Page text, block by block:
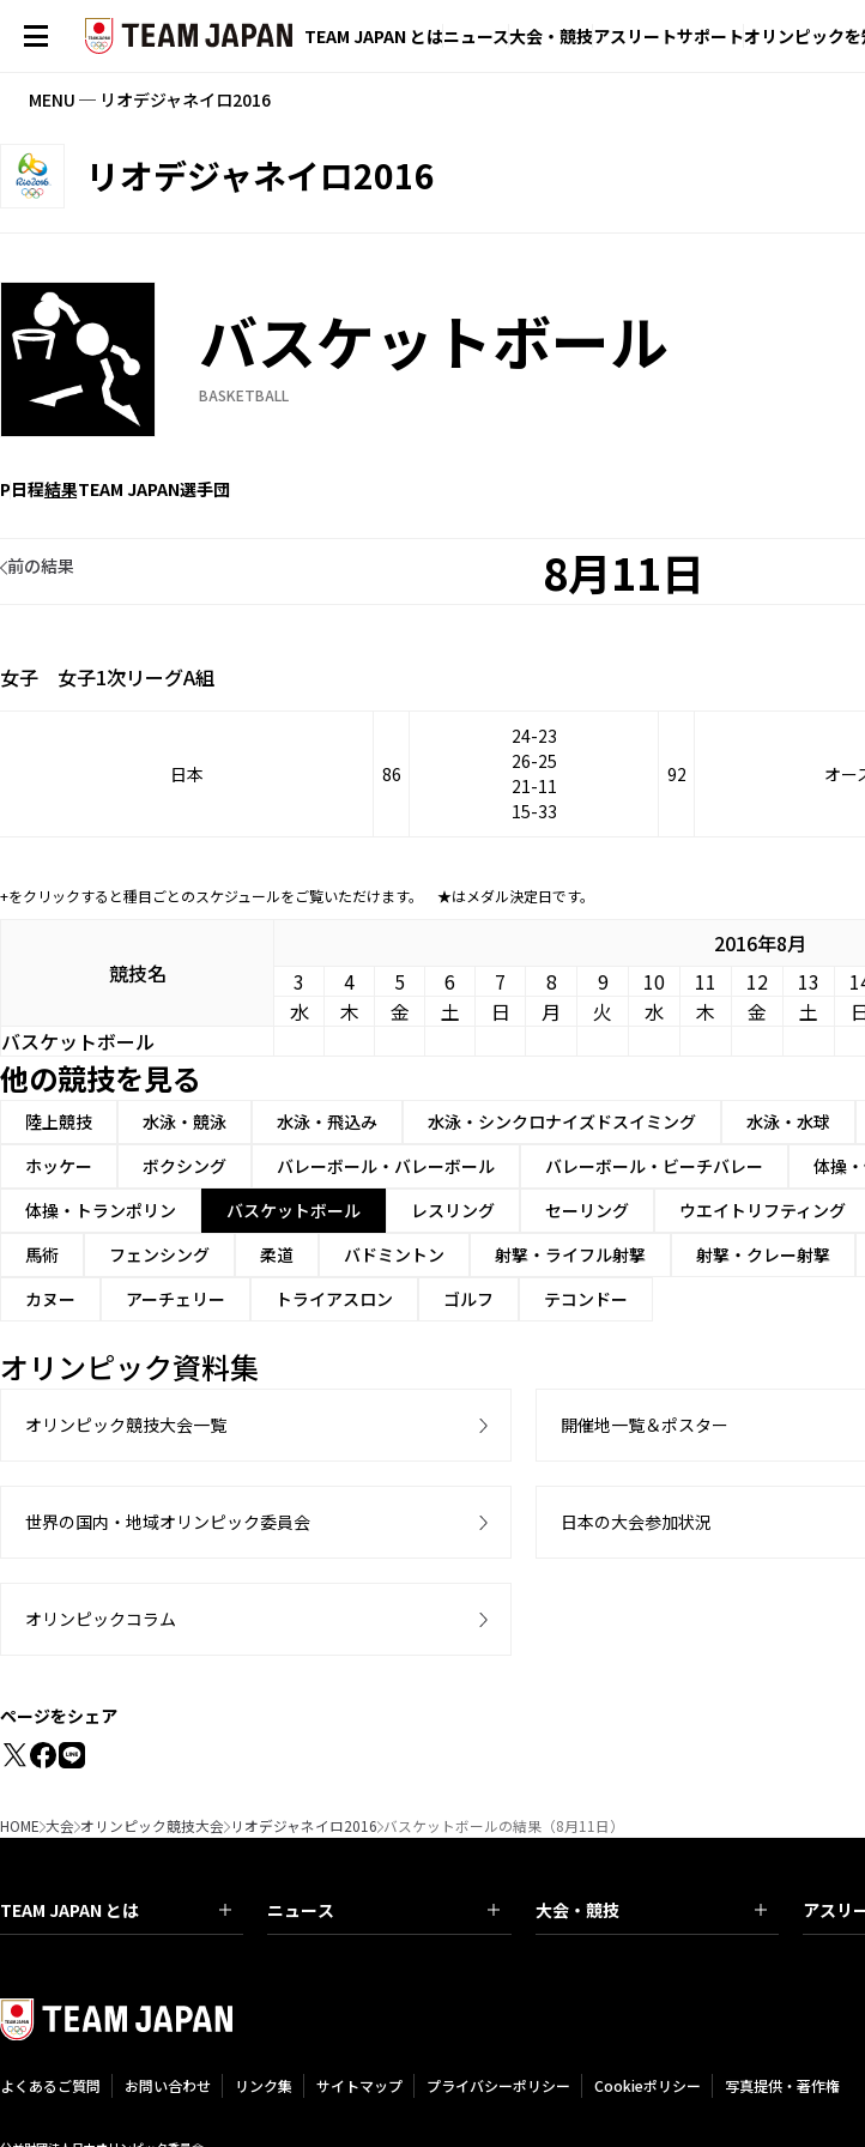
TEAM JAPAN とはニュース大会・競技アスリートサポートオリンピックを
MENU ─ リオデジャネイロ2016
リオデジャネイロ2016
バスケットボール
BASKETBALL
日程結果TEAM JAPAN選手団
8月11日
前の結果
女子 女子1次リーグA組
日本 86
24-23
26-25
21-11
15-33
92 オー
+をクリックすると種目ごとのスケジュールをご覧いただけます。 ★はメダル決定日です。
競技名
2016年8月
3
4 5 6 7 8 9 10 11 12 13
水
木 金 土 日 月 火 水 木 金 土
バスケットボール
他の競技を見る
陸上競技 水泳・競泳 水泳・飛込み 水泳・シンクロナイズドスイミング 水泳・水球
ホッケー
ボクシング バレーボール・バレーボール バレーボール・ビーチバレー 体操
体操・トランポリン
バスケットボール レスリング セーリング ウエイトリフティング
馬術
フェンシング 柔道 バドミントン 射撃・ライフル射撃 射撃・クレー射撃
カヌー
アーチェリー トライアスロン ゴルフ テコンドー
オリンピック資料集
オリンピック競技大会一覧 開催地一覧＆ポスター
世界の国内・地域オリンピック委員会 日本の大会参加状況
オリンピックコラム
ページをシェア
HOME 大会 オリンピック競技大会 リオデジャネイロ2016 バスケットボールの結果（8月11日）
TEAM JAPAN とは ニュース 大会・競技 アスリ
よくあるご質問 お問い合わせ リンク集 サイトマップ プライバシーポリシー Cookieポリシー 写真提供・著作権